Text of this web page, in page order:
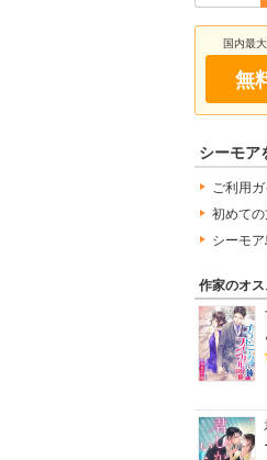
国内最
無
シーモア
ご利用
初めて
シーモア
作家のオ